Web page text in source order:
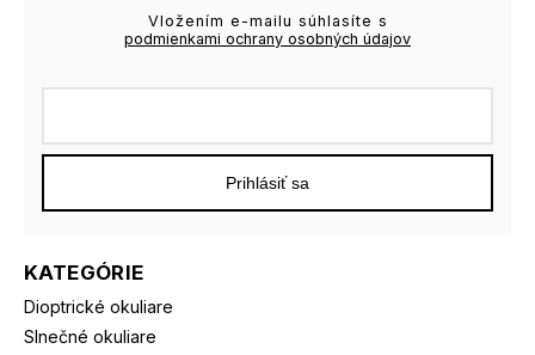
KATEGÓRIE
Dioptrické okuliare
Slnečné okuliare
Vložením e-mailu súhlasíte s
podmienkami ochrany osobných údajov
Prihlásiť sa